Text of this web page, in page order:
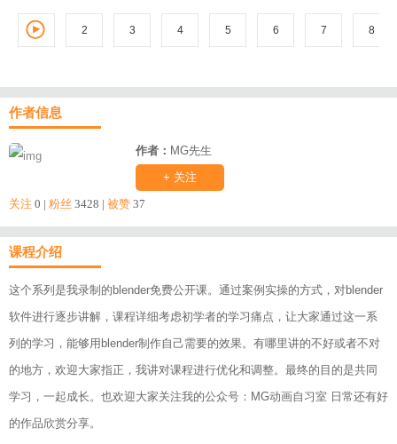
1
2 3 4 5 6 7 8
作者信息
作者： MG先生
+ 关注
关注 0 | 粉丝 3428 | 被赞 37
课程介绍
这个系列是我录制的blender免费公开课。通过案例实操的方式，对blender
软件进行逐步讲解，课程详细考虑初学者的学习痛点，让大家通过这一系
列的学习，能够用blender制作自己需要的效果。有哪里讲的不好或者不对
的地方，欢迎大家指正，我讲对课程进行优化和调整。最终的目的是共同
学习，一起成长。也欢迎大家关注我的公众号：MG动画自习室 日常还有好
的作品欣赏分享。